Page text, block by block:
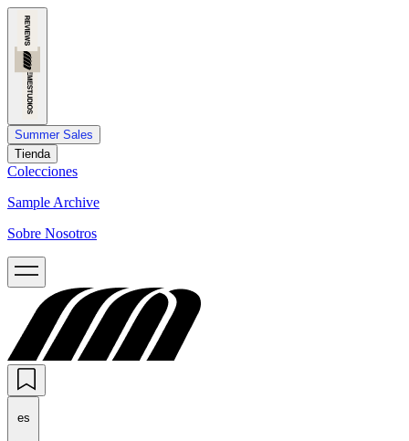
Summer Sales
Tienda
Colecciones
Sample Archive
Sobre Nosotros
es